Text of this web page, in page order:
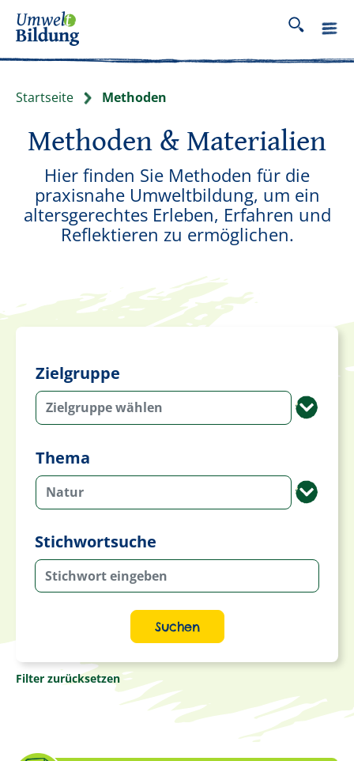
Startseite Methoden
Methoden & Materialien
Hier finden Sie Methoden für die
praxisnahe Umweltbildung, um ein
altersgerechtes Erleben, Erfahren und
Reflektieren zu ermöglichen.
Zielgruppe
Zielgruppe wählen
Thema
Natur
Stichwortsuche
Suchen
Filter zurücksetzen